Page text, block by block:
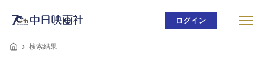
ログイン
検索結果